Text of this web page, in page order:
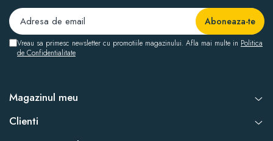
Vreau sa primesc newsletter cu promotiile magazinului. Afla mai multe in Politica
de Confidentialitate
Magazinul meu
Clienti